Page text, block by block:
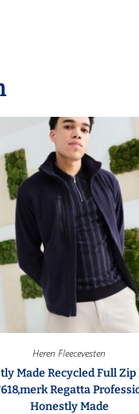
Heren Fleecevesten
Made Recycled Full Zip
Regatta
Honestly Made